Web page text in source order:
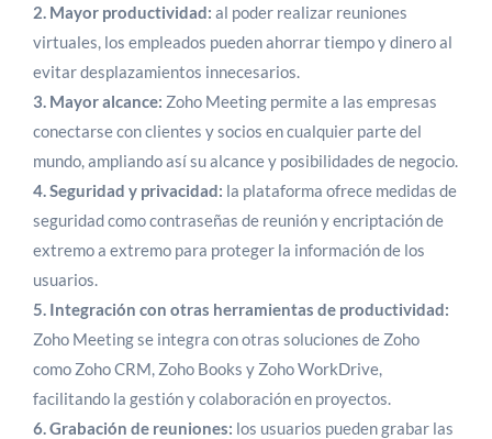
2. Mayor productividad: al poder realizar reuniones
virtuales, los empleados pueden ahorrar tiempo y dinero al
evitar desplazamientos innecesarios.
3. Mayor alcance: Zoho Meeting permite a las empresas
conectarse con clientes y socios en cualquier parte del
mundo, ampliando así su alcance y posibilidades de negocio.
4. Seguridad y privacidad: la plataforma ofrece medidas de
seguridad como contraseñas de reunión y encriptación de
extremo a extremo para proteger la información de los
usuarios.
5. Integración con otras herramientas de productividad:
Zoho Meeting se integra con otras soluciones de Zoho
como Zoho CRM, Zoho Books y Zoho WorkDrive,
facilitando la gestión y colaboración en proyectos.
6. Grabación de reuniones: los usuarios pueden grabar las